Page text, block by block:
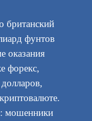
британский
фунтов
оказания
форекс,
мошенники